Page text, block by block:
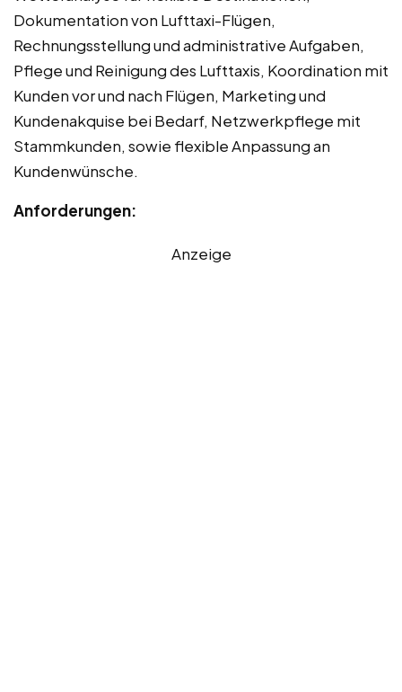
Dokumentation von Lufttaxi-Flügen,
Rechnungsstellung und administrative Aufgaben,
Pflege und Reinigung des Lufttaxis, Koordination mit
Kunden vor und nach Flügen, Marketing und
Kundenakquise bei Bedarf, Netzwerkpflege mit
Stammkunden, sowie flexible Anpassung an
Kundenwünsche.
Anforderungen:
Anzeige